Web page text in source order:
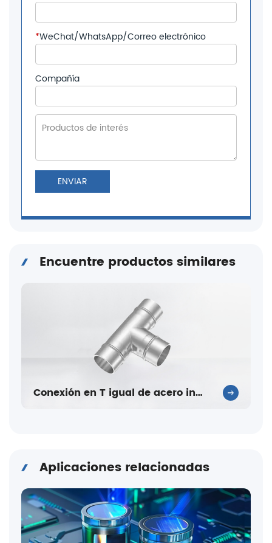
*WeChat/WhatsApp/Correo electrónico
Compañía
ENVIAR
Encuentre productos similares
Conexión en T igual de acero inoxidable
Aplicaciones relacionadas